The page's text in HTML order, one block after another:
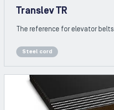
Steel cord
Translev TR
The reference for elevator belts